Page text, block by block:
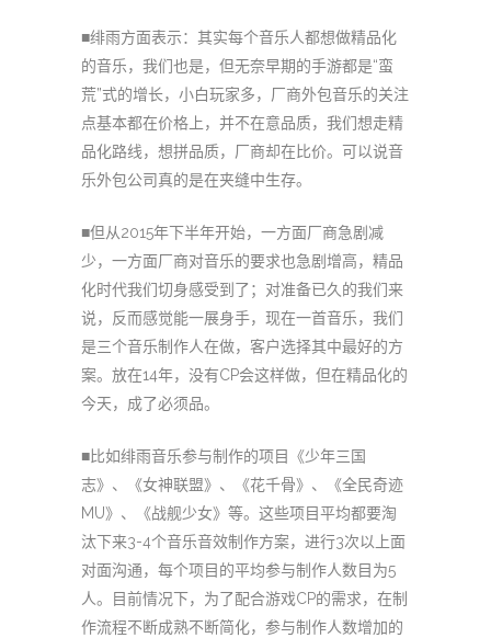
■绯雨方面表示：其实每个音乐人都想做精品化
的音乐，我们也是，但无奈早期的手游都是“蛮
荒”式的增长，小白玩家多，厂商外包音乐的关注
点基本都在价格上，并不在意品质，我们想走精
品化路线，想拼品质，厂商却在比价。可以说音
乐外包公司真的是在夹缝中生存。
■但从2015年下半年开始，一方面厂商急剧减
少，一方面厂商对音乐的要求也急剧增高，精品
化时代我们切身感受到了；对准备已久的我们来
说，反而感觉能一展身手，现在一首音乐，我们
是三个音乐制作人在做，客户选择其中最好的方
案。放在14年，没有CP会这样做，但在精品化的
今天，成了必须品。
■比如绯雨音乐参与制作的项目《少年三国
志》、《女神联盟》、《花千骨》、《全民奇迹
MU》、《战舰少女》等。这些项目平均都要淘
汰下来3-4个音乐音效制作方案，进行3次以上面
对面沟通，每个项目的平均参与制作人数目为5
人。目前情况下，为了配合游戏CP的需求，在制
作流程不断成熟不断简化，参与制作人数增加的